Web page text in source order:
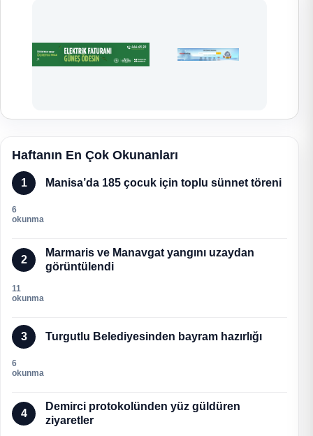
Haftanın En Çok Okunanları
1 Manisa’da 185 çocuk için toplu sünnet töreni
6
okunma
2
Marmaris ve Manavgat yangını uzaydan
görüntülendi
11
okunma
3 Turgutlu Belediyesinden bayram hazırlığı
6
okunma
4
Demirci protokolünden yüz güldüren
ziyaretler